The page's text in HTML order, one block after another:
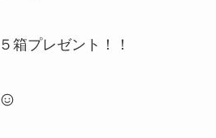
箱プレゼント！！